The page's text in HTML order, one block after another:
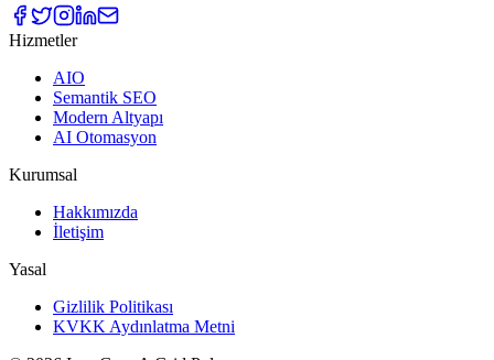
Hizmetler
AIO
Semantik SEO
Modern Altyapı
AI Otomasyon
Kurumsal
Hakkımızda
İletişim
Yasal
Gizlilik Politikası
KVKK Aydınlatma Metni